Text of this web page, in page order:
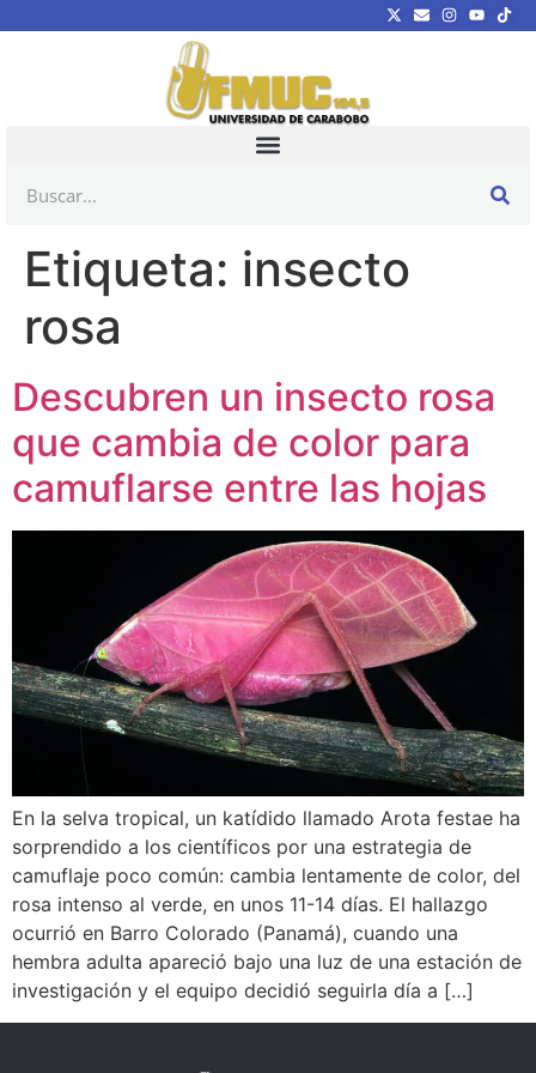
Etiqueta: insecto
rosa
Descubren un insecto rosa
que cambia de color para
camuflarse entre las hojas
En la selva tropical, un katídido llamado Arota festae ha
sorprendido a los científicos por una estrategia de
camuflaje poco común: cambia lentamente de color, del
rosa intenso al verde, en unos 11-14 días. El hallazgo
ocurrió en Barro Colorado (Panamá), cuando una
hembra adulta apareció bajo una luz de una estación de
investigación y el equipo decidió seguirla día a […]